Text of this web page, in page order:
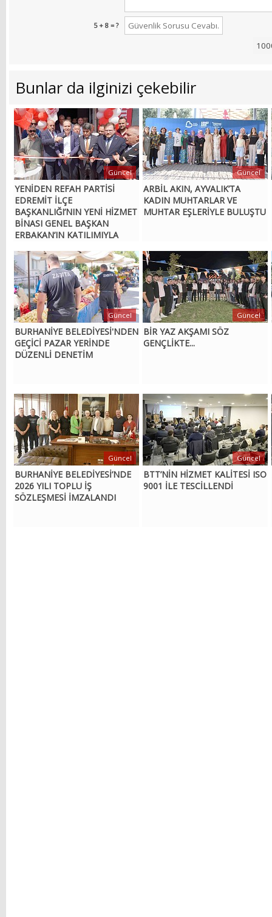
5 + 8 = ?
Bunlar da ilginizi çekebilir
YENİDEN REFAH PARTİSİ
EDREMİT İLÇE
BAŞKANLIĞI’NIN YENİ HİZMET
BİNASI GENEL BAŞKAN
ERBAKAN’IN KATILIMIYLA
Güncel
ARBİL AKIN, AYVALIK’TA
KADIN MUHTARLAR VE
MUHTAR EŞLERİYLE BULUŞTU
Güncel
BURHANİYE BELEDİYESİ'NDEN
GEÇİCİ PAZAR YERİNDE
DÜZENLİ DENETİM
Güncel
BİR YAZ AKŞAMI SÖZ
GENÇLİKTE...
Güncel
BURHANİYE BELEDİYESİ’NDE
2026 YILI TOPLU İŞ
SÖZLEŞMESİ İMZALANDI
Güncel
BTT’NİN HİZMET KALİTESİ ISO
9001 İLE TESCİLLENDİ
Güncel